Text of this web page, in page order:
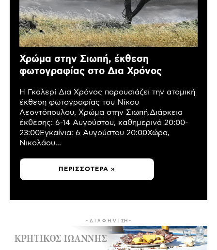
Χρώμα στην Σιωπή, έκθεση
φωτογραφίας στο Δια Χρόνος
Η Γκαλερί Δια Χρόνος παρουσιάζει την ατομική
έκθεση φωτογραφίας του Νίκου
Λεοντόπουλου, Χρώμα στην Σιωπή.Διάρκεια
έκθεσης: 6-14 Αυγούστου, καθημερινά 20:00-
23:00Εγκαίνια: 6 Αυγούστου 20:00Χώρα,
Νικολάου...
ΠΕΡΙΣΣΌΤΕΡΑ »
- Δ Ι Α Φ Η Μ Ι ΣΗ -